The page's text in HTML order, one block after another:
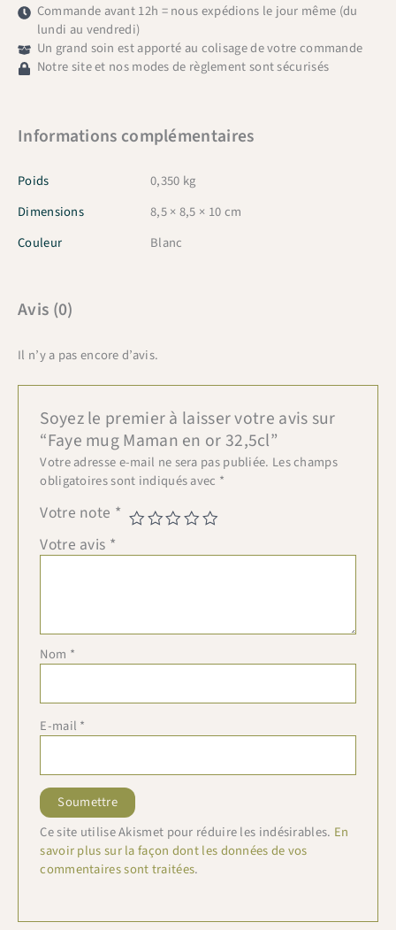
Commande avant 12h = nous expédions le jour même (du
lundi au vendredi)
Un grand soin est apporté au colisage de votre commande
Notre site et nos modes de règlement sont sécurisés
Informations complémentaires
Poids
0,350 kg
Dimensions
8,5 × 8,5 × 10 cm
Couleur
Blanc
Avis (0)
Il n’y a pas encore d’avis.
Soyez le premier à laisser votre avis sur
“Faye mug Maman en or 32,5cl”
Votre adresse e-mail ne sera pas publiée. Les champs
obligatoires sont indiqués avec *
Votre note *
Votre avis *
Nom *
E-mail *
Ce site utilise Akismet pour réduire les indésirables. En
savoir plus sur la façon dont les données de vos
commentaires sont traitées.